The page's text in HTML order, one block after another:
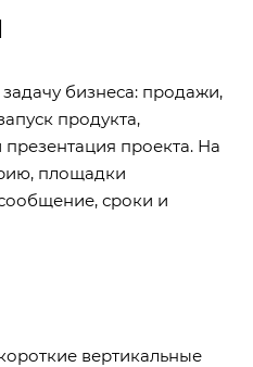
бизнеса: продажи,
продукта,
проекта. На
площадки
сроки и
вертикальные